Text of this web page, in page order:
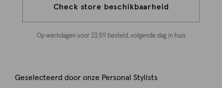
Check store beschikbaarheid
Op werkdagen voor 23:59 besteld, volgende dag in huis
Geselecteerd door onze Personal Stylists